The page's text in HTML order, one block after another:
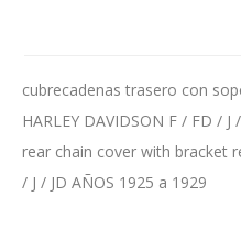
cubrecadenas trasero con
HARLEY DAVIDSON F / FD /
rear chain cover with bracket
/ J / JD AÑOS 1925 a 1929